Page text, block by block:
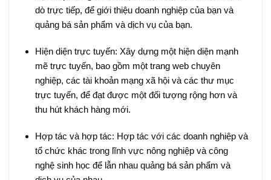
dò trực tiếp, để giới thiệu doanh nghiệp của bạn và
quảng bá sản phẩm và dịch vụ của bạn.
Hiện diện trực tuyến: Xây dựng một hiện diện mạnh
mẽ trực tuyến, bao gồm một trang web chuyên
nghiệp, các tài khoản mạng xã hội và các thư mục
trực tuyến, để đạt được một đối tượng rộng hơn và
thu hút khách hàng mới.
Hợp tác và hợp tác: Hợp tác với các doanh nghiệp và
tổ chức khác trong lĩnh vực nông nghiệp và công
nghệ sinh học để lẫn nhau quảng bá sản phẩm và